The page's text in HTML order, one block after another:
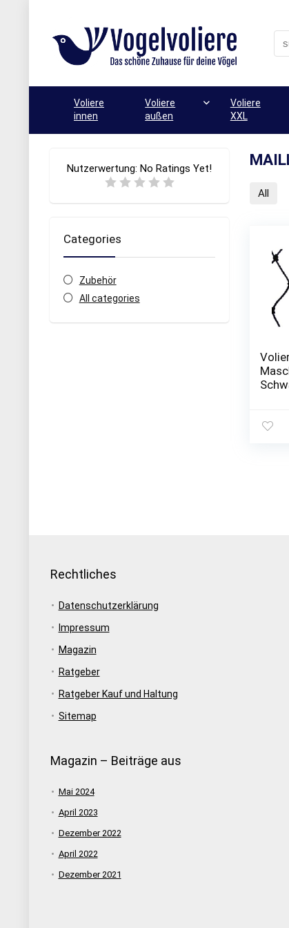
Voliere
innen
Voliere
außen
Voliere
XXL
Nutzerwertung: No Ratings Yet!
Categories
Zubehör
All categories
All
Rechtliches
Datenschutzerklärung
Impressum
Magazin
Ratgeber
Ratgeber Kauf und Haltung
Sitemap
Magazin – Beiträge aus
Mai 2024
April 2023
Dezember 2022
April 2022
Dezember 2021